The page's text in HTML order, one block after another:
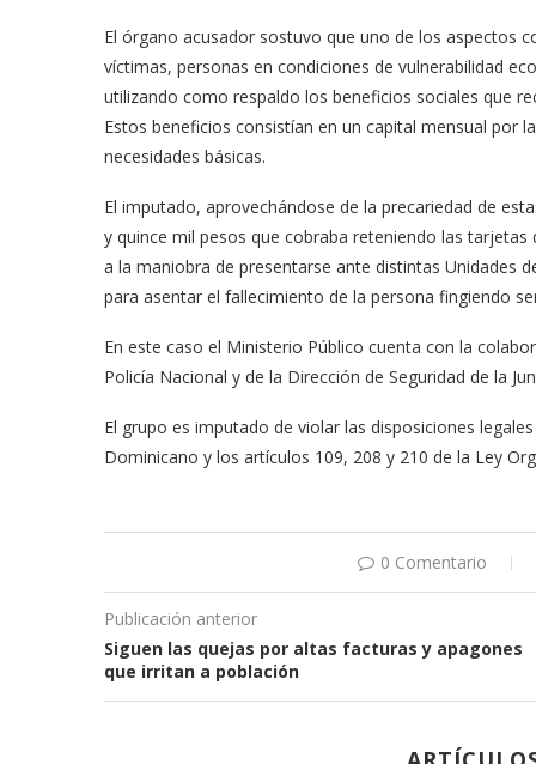
El órgano acusador sostuvo que uno de los aspectos
víctimas, personas en condiciones de vulnerabilidad
utilizando como respaldo los beneficios sociales que
Estos beneficios consistían en un capital mensual por
necesidades básicas.
El imputado, aprovechándose de la precariedad de
y quince mil pesos que cobraba reteniendo las
a la maniobra de presentarse ante distintas Unidades
para asentar el fallecimiento de la persona fingiendo
En este caso el Ministerio Público cuenta con la
Policía Nacional y de la Dirección de Seguridad de la
El grupo es imputado de violar las disposiciones
Dominicano y los artículos 109, 208 y 210 de la Ley
0 Comentario
Publicación anterior
Siguen las quejas por altas facturas y apagones
que irritan a población